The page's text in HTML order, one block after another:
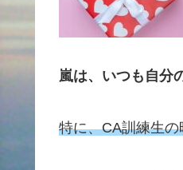
嵐は、いつも自分
特に、CA訓練生